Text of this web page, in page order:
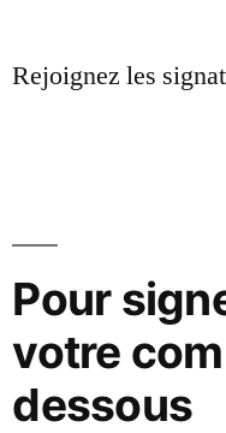
Rejoignez les
Pour
votre
dessous